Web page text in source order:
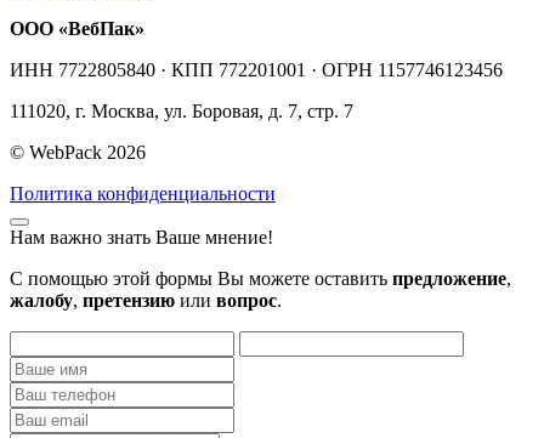
ООО «ВебПак»
ИНН 7722805840 · КПП 772201001 · ОГРН 1157746123456
111020, г. Москва, ул. Боровая, д. 7, стр. 7
© WebPack 2026
Политика конфиденциальности
Нам важно знать Ваше мнение!
С помощью этой формы Вы можете оставить предложение,
жалобу, претензию или вопрос.